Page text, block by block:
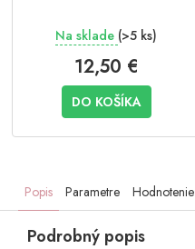
Na sklade (>5 ks)
12,50 €
DO KOŠÍKA
Popis Parametre Hodnotenie
Podrobný popis